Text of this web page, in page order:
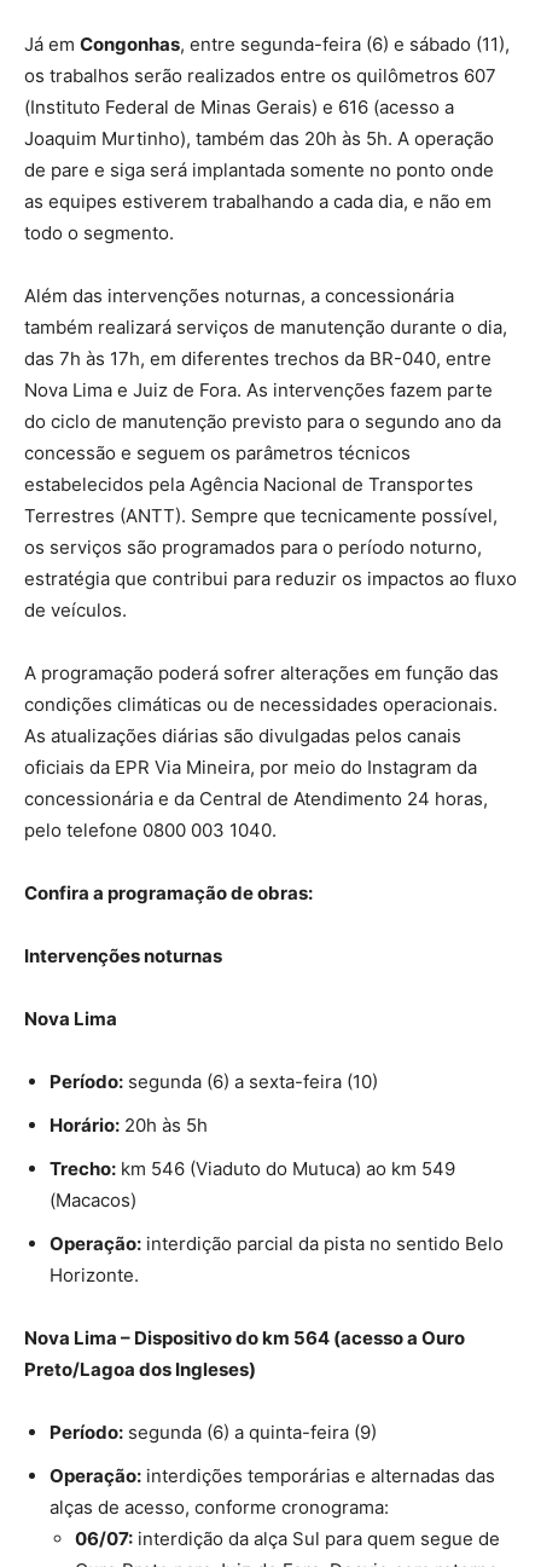
Já em Congonhas, entre segunda-feira (6) e sábado (11),
os trabalhos serão realizados entre os quilômetros 607
(Instituto Federal de Minas Gerais) e 616 (acesso a
Joaquim Murtinho), também das 20h às 5h. A operação
de pare e siga será implantada somente no ponto onde
as equipes estiverem trabalhando a cada dia, e não em
todo o segmento.
Além das intervenções noturnas, a concessionária
também realizará serviços de manutenção durante o dia,
das 7h às 17h, em diferentes trechos da BR-040, entre
Nova Lima e Juiz de Fora. As intervenções fazem parte
do ciclo de manutenção previsto para o segundo ano da
concessão e seguem os parâmetros técnicos
estabelecidos pela Agência Nacional de Transportes
Terrestres (ANTT). Sempre que tecnicamente possível,
os serviços são programados para o período noturno,
estratégia que contribui para reduzir os impactos ao fluxo
de veículos.
A programação poderá sofrer alterações em função das
condições climáticas ou de necessidades operacionais.
As atualizações diárias são divulgadas pelos canais
oficiais da EPR Via Mineira, por meio do Instagram da
concessionária e da Central de Atendimento 24 horas,
pelo telefone 0800 003 1040.
Confira a programação de obras:
Intervenções noturnas
Nova Lima
Período: segunda (6) a sexta-feira (10)
Horário: 20h às 5h
Trecho: km 546 (Viaduto do Mutuca) ao km 549
(Macacos)
Operação: interdição parcial da pista no sentido Belo
Horizonte.
Nova Lima – Dispositivo do km 564 (acesso a Ouro
Preto/Lagoa dos Ingleses)
Período: segunda (6) a quinta-feira (9)
Operação: interdições temporárias e alternadas das
alças de acesso, conforme cronograma:
06/07: interdição da alça Sul para quem segue de